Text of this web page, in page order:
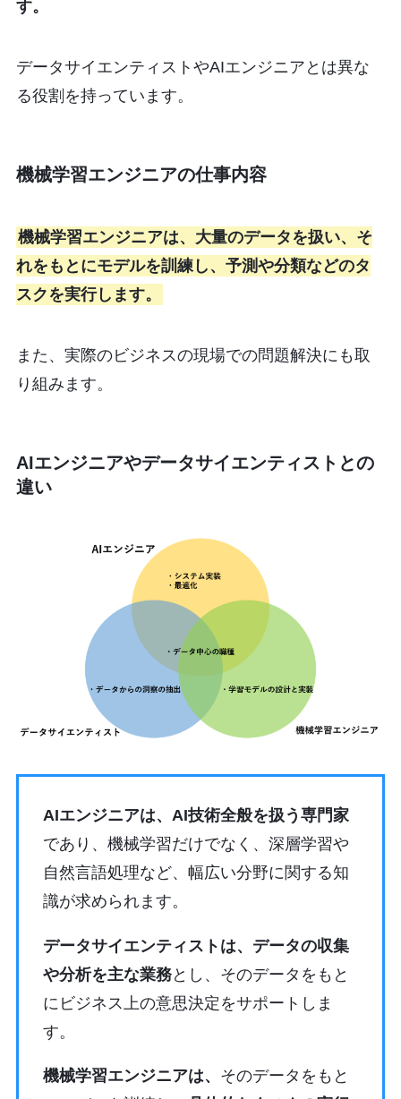
す。
データサイエンティストやAIエンジニアとは異な
る役割を持っています。
機械学習エンジニアの仕事内容
機械学習エンジニアは、大量のデータを扱い、そ
れをもとにモデルを訓練し、予測や分類などのタ
スクを実行します。
また、実際のビジネスの現場での問題解決にも取
り組みます。
AIエンジニアやデータサイエンティストとの
違い
AIエンジニアは、AI技術全般を扱う専門家
であり、機械学習だけでなく、深層学習や
自然言語処理など、幅広い分野に関する知
識が求められます。
データサイエンティストは、データの収集
や分析を主な業務とし、そのデータをもと
にビジネス上の意思決定をサポートしま
す。
機械学習エンジニアは、 そのデータをもと